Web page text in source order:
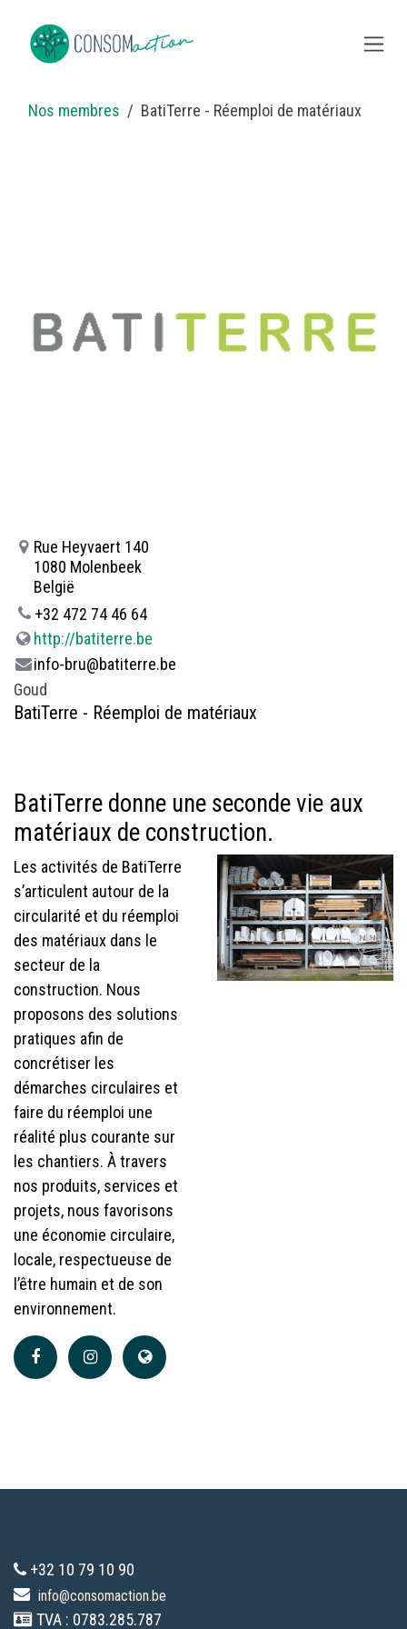
Nos membres BatiTerre - Réemploi de matériaux
Rue Heyvaert 140
1080 Molenbeek
België
+32 472 74 46 64
http://batiterre.be
info-bru@batiterre.be
Goud
BatiTerre - Réemploi de matériaux
BatiTerre donne une seconde vie aux
matériaux de construction.
Les activités de BatiTerre
s’articulent autour de la
circularité et du réemploi
des matériaux dans le
secteur de la
construction. Nous
proposons des solutions
pratiques afin de
concrétiser les
démarches circulaires et
faire du réemploi une
réalité plus courante sur
les chantiers. À travers
nos produits, services et
projets, nous favorisons
une économie circulaire,
locale, respectueuse de
l’être humain et de son
environnement.
+32 10 79 10 90
info@consomaction.be
TVA : 0783.285.787